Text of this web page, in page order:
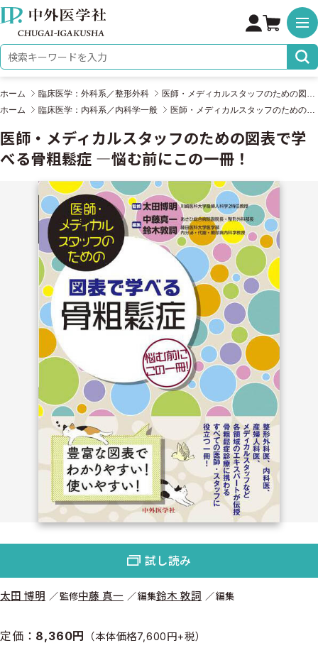
株式会社 中外医学社
検索キーワード
ホーム 臨床医学：外科系／整形外科
ホーム
臨床医学：内科系／内科学一般 医師・メディカルスタッフのための図表で学べる骨粗鬆症 ―悩む前にこの一冊！
医師・メディカルスタッフのための図表で学
べる骨粗鬆症 ―悩む前にこの一冊！
太田 博明 監修中藤 真一 編集鈴木 敦詞 編集
定価： 8,360円 （本体価格7,600円+税）
試し読み